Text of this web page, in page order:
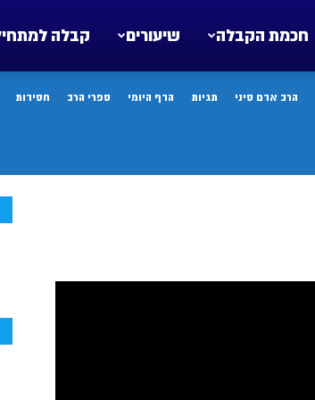
קבלה שיעורים חכמת הקבלה
הרב אדם סיני תגיות הדף היומי ספרי הרב חסידות